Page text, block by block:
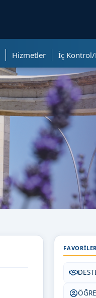
Hizmetler İç
FAVORILER